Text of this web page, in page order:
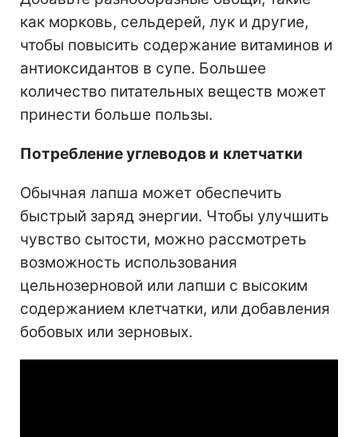
как морковь, сельдерей, лук и другие,
чтобы повысить содержание витаминов и
антиоксидантов в супе. Большее
количество питательных веществ может
принести больше пользы.
Потребление углеводов и клетчатки
Обычная лапша может обеспечить
быстрый заряд энергии. Чтобы улучшить
чувство сытости, можно рассмотреть
возможность использования
цельнозерновой или лапши с высоким
содержанием клетчатки, или добавления
бобовых или зерновых.